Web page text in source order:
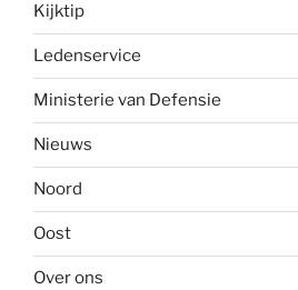
Kijktip
Ledenservice
Ministerie van Defensie
Nieuws
Noord
Oost
Over ons